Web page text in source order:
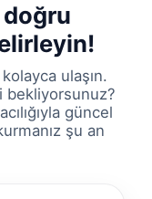
doğru
ulaşın.
bekliyorsunuz?
güncel
şu an